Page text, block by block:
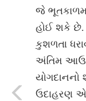
જે
હોઈ શકે છે.
કુશળતા
અંતિમ
ઉદાહરણ